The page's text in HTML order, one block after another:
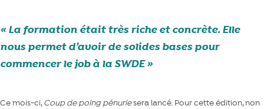
La formation était très riche et concrète. Elle
nous permet d’avoir de solides bases pour
commencer le job à la SWDE
Ce mois-ci,Coup de poing pénuriesera lancé. Pour cette édition, non